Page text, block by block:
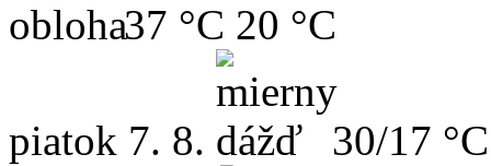
37 °C 20 °C
piatok 7. 8. 30/17 °C